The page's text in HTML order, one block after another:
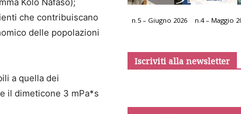
che contribuiscano
delle popolazioni
a quella dei
il dimeticone 3 mPa*s
n.5 – Giugno 2026 n.4 – Maggio
Iscriviti alla newsletter